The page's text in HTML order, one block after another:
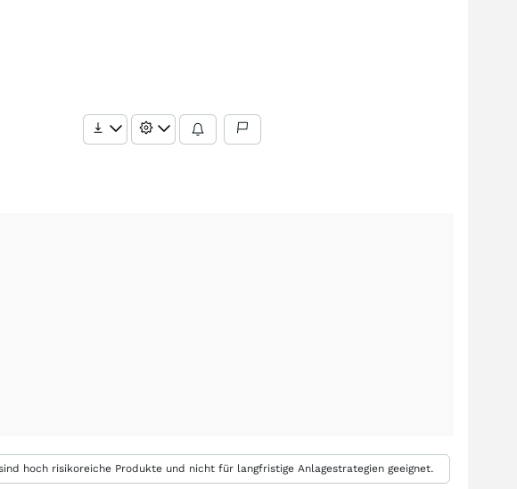
hoch risikoreiche Produkte und nicht für langfristige Anlagestrategien geeignet.